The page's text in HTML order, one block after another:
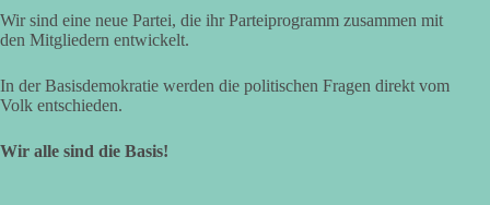
https://www.facebook.com/groups/diebasissachsenanhalt/
24 6 2 Auf Facebook ansehen
2 Tage(n) zuvor
Wir sind eine neue Partei, die ihr Parteiprogramm zusammen mit
den Mitgliedern entwickelt.
In der Basisdemokratie werden die politischen Fragen direkt vom
Volk entschieden.
Wir alle sind die Basis!